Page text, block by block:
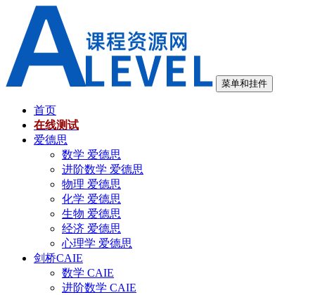
菜单和挂件
首页
在线测试
爱德思
数学 爱德思
进阶数学 爱德思
物理 爱德思
化学 爱德思
生物 爱德思
经济 爱德思
心理学 爱德思
剑桥CAIE
数学 CAIE
进阶数学 CAIE